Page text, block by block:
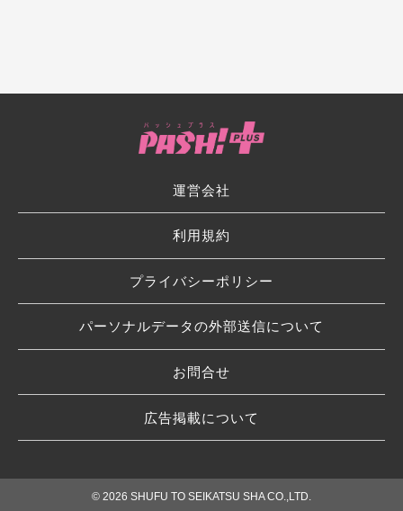
運営会社
利用規約
プライバシーポリシー
パーソナルデータの外部送信について
お問合せ
広告掲載について
© 2026 SHUFU TO SEIKATSU SHA CO.,LTD.